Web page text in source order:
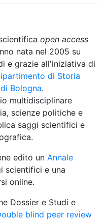
open access
nata nel 2005 su
e grazie all'iniziativa di
di Storia
Bologna.
multidisciplinare
scienze politiche e
saggi scientifici e
edito un Annale
scientifici e una
online.
Dossier e Studi e
blind peer review